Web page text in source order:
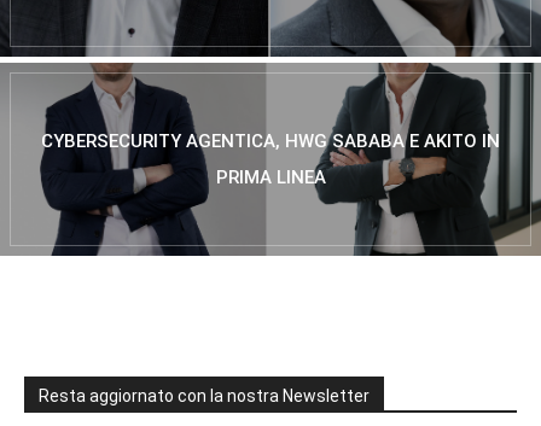
CYBERSECURITY AGENTICA, HWG SABABA E AKITO IN
PRIMA LINEA
Resta aggiornato con la nostra Newsletter